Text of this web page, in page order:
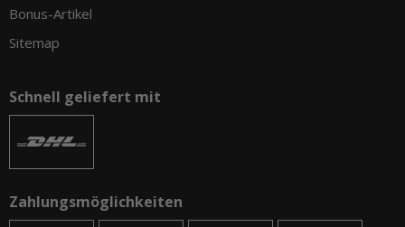
Bonus-Artikel
Sitemap
Schnell geliefert mit
Zahlungsmöglichkeiten